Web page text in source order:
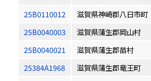
25B0110012
滋賀県神崎郡八日市町
25B0040003
滋賀県蒲生郡岡山村
25B0040021
滋賀県蒲生郡苗村
25384A1968
滋賀県蒲生郡竜王町